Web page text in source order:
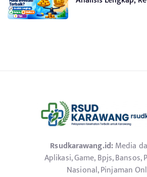
Rsudkarawang.id:Media
Aplikasi, Game, Bpjs, Bansos,
Nasional, Pinjaman